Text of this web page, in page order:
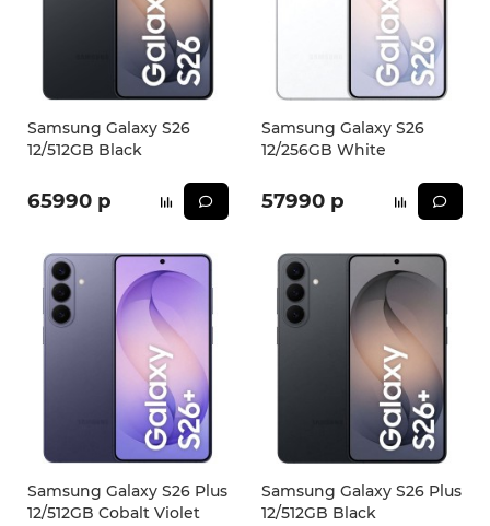
Samsung Galaxy S26
12/512GB Black
65990 р
Samsung Galaxy S26
12/256GB White
57990 р
Samsung Galaxy S26 Plus
12/512GB Cobalt Violet
Samsung Galaxy S26 Plus
12/512GB Black